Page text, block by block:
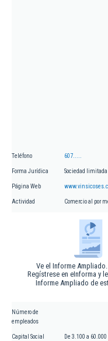
Teléfono 607.....
Forma Jurídica Sociedad limitada
Página Web
Actividad Comercio al por
Ve el Informe
Regístrese en eInforma y
Informe Ampliado de
Número de
empleados
Capital Social De 3.100 a 60.000